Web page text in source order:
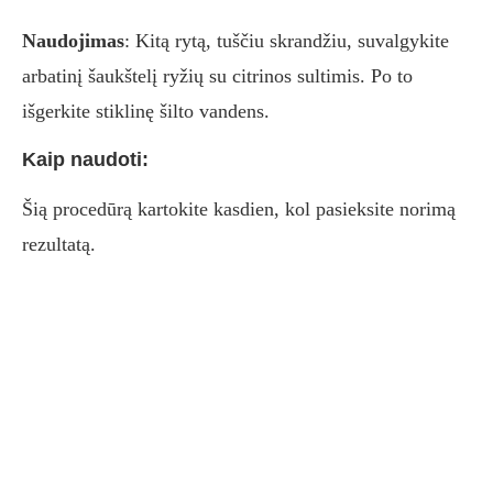
Naudojimas: Kitą rytą, tuščiu skrandžiu, suvalgykite
arbatinį šaukštelį ryžių su citrinos sultimis. Po to
išgerkite stiklinę šilto vandens.
Kaip naudoti:
Šią procedūrą kartokite kasdien, kol pasieksite norimą
rezultatą.